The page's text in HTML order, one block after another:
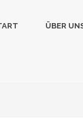
ÜBER